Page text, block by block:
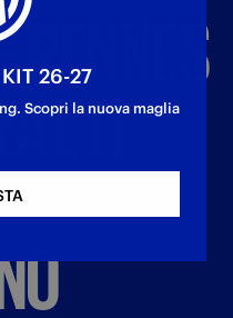
-RENNES
L’11
26-27
Scopri la nuova maglia